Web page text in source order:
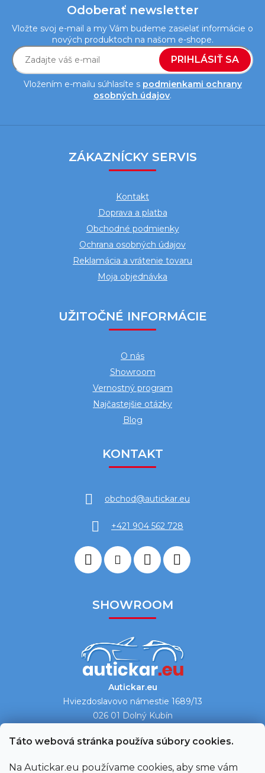
Táto webová stránka používa súbory cookies.
Na Autickar.eu používame cookies, aby sme vám
Odoberať newsletter
Vložte svoj e-mail a my Vám budeme zasielať informácie o
nových produktoch na našom e-shope.
Vložením e-mailu súhlasíte s podmienkami ochrany
osobných údajov.
PRIHLÁSIŤ SA
ZÁKAZNÍCKY SERVIS
Kontakt
Doprava a platba
Obchodné podmienky
Ochrana osobných údajov
Reklamácia a vrátenie tovaru
Moja objednávka
UŽITOČNÉ INFORMÁCIE
O nás
Showroom
Vernostný program
Najčastejšie otázky
Blog
KONTAKT
obchod@autickar.eu
+421 904 562 728
SHOWROOM
Autickar.eu
Hviezdoslavovo námestie 1689/13
026 01 Dolný Kubín
Ukázať na mape →